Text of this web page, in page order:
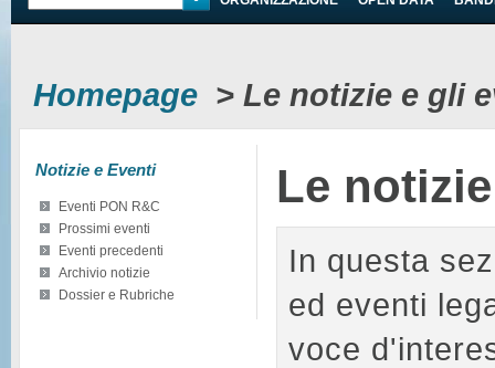
Homepage > Le notizie e gli
Notizie e Eventi
Eventi PON R&C
Prossimi eventi
Eventi precedenti
Archivio notizie
Dossier e Rubriche
Le
In questa
ed eventi
voce